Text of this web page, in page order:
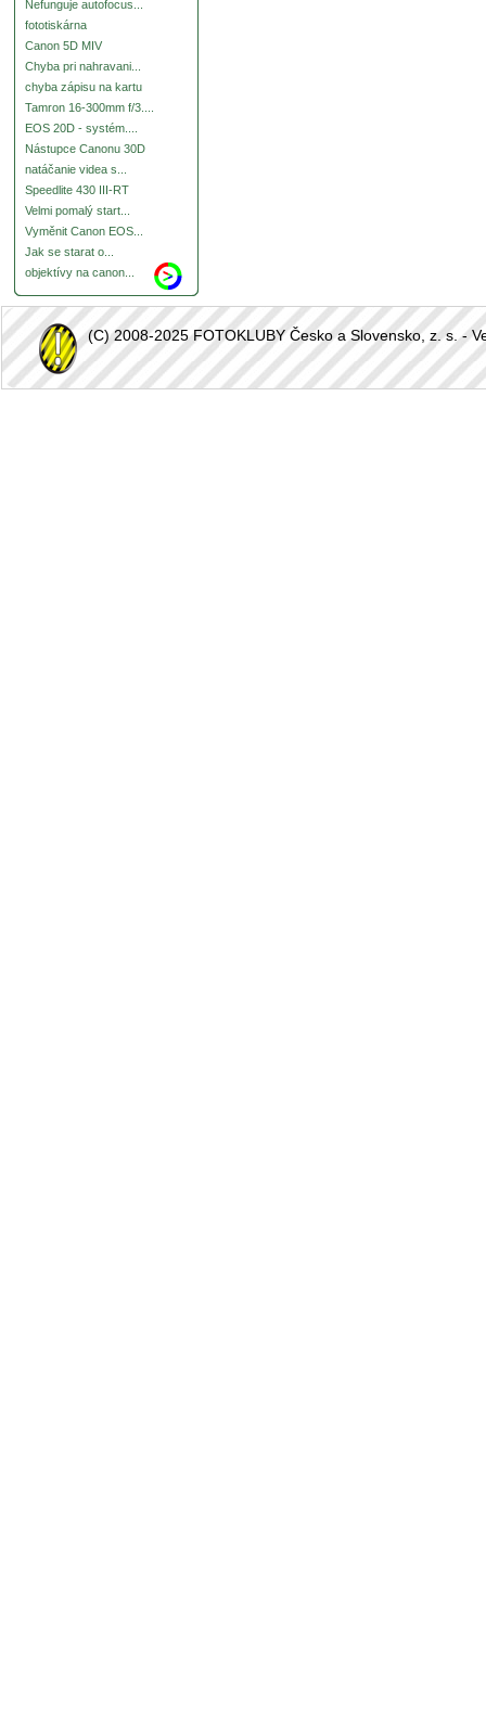
Nefunguje autofocus...
fototiskárna
Canon 5D MIV
Chyba pri nahravani...
chyba zápisu na kartu
Tamron 16-300mm f/3....
EOS 20D - systém....
Nástupce Canonu 30D
natáčanie videa s...
Speedlite 430 III-RT
Velmi pomalý start...
Vyměnit Canon EOS...
Jak se starat o...
objektívy na canon...
(C) 2008-2025 FOTOKLUBY Česko a Slovensko, z. s. -